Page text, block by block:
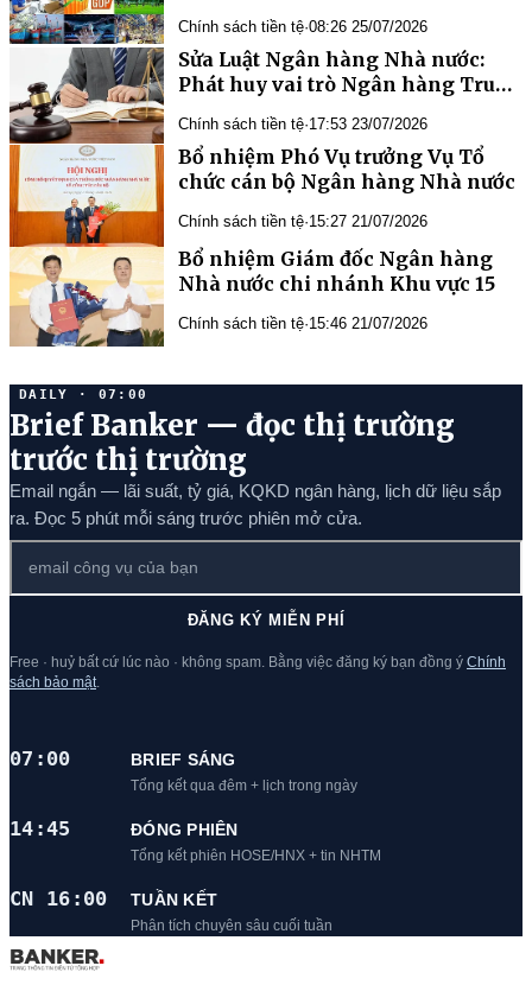
Chính sách tiền tệ·08:26 25/07/2026
Phát huy vai trò Ngân hàng Trung
Chính sách tiền tệ·17:53 23/07/2026
Bổ nhiệm Phó Vụ trưởng Vụ Tổ
chức cán bộ Ngân hàng Nhà nước
Chính sách tiền tệ·15:27 21/07/2026
Bổ nhiệm Giám đốc Ngân hàng
Nhà nước chi nhánh Khu vực 15
Chính sách tiền tệ·15:46 21/07/2026
DAILY · 07:00
Brief Banker — đọc thị trường
trước thị trường
Email ngắn — lãi suất, tỷ giá, KQKD ngân hàng, lịch dữ liệu sắp
ra. Đọc 5 phút mỗi sáng trước phiên mở cửa.
ĐĂNG KÝ MIỄN PHÍ
Free · huỷ bất cứ lúc nào · không spam. Bằng việc đăng ký bạn đồng ý Chính
sách bảo mật.
07:00 BRIEF SÁNG
Tổng kết qua đêm + lịch trong ngày
14:45 ĐÓNG PHIÊN
Tổng kết phiên HOSE/HNX + tin NHTM
CN 16:00 TUẦN KẾT
Phân tích chuyên sâu cuối tuần